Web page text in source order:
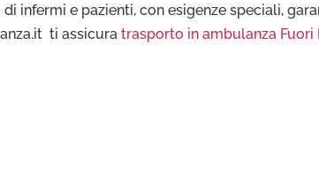
infermi e pazienti, con esigenze speciali,
ti assicura trasporto in ambulanza Fuori